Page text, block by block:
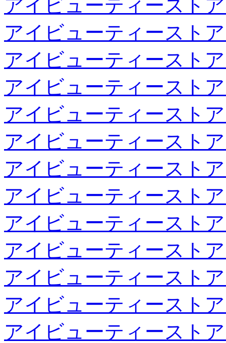
アイビューティースト
アイビューティースト
アイビューティースト
アイビューティースト
アイビューティースト
アイビューティースト
アイビューティースト
アイビューティースト
アイビューティースト
アイビューティースト
アイビューティースト
アイビューティースト
アイビューティースト